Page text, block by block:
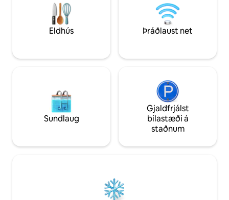
pottinum. Allt
Bandaríkjadala
Eldhús Þráðlaust net
Sundlaug
Gjaldfrjálst
bílastæði á
staðnum